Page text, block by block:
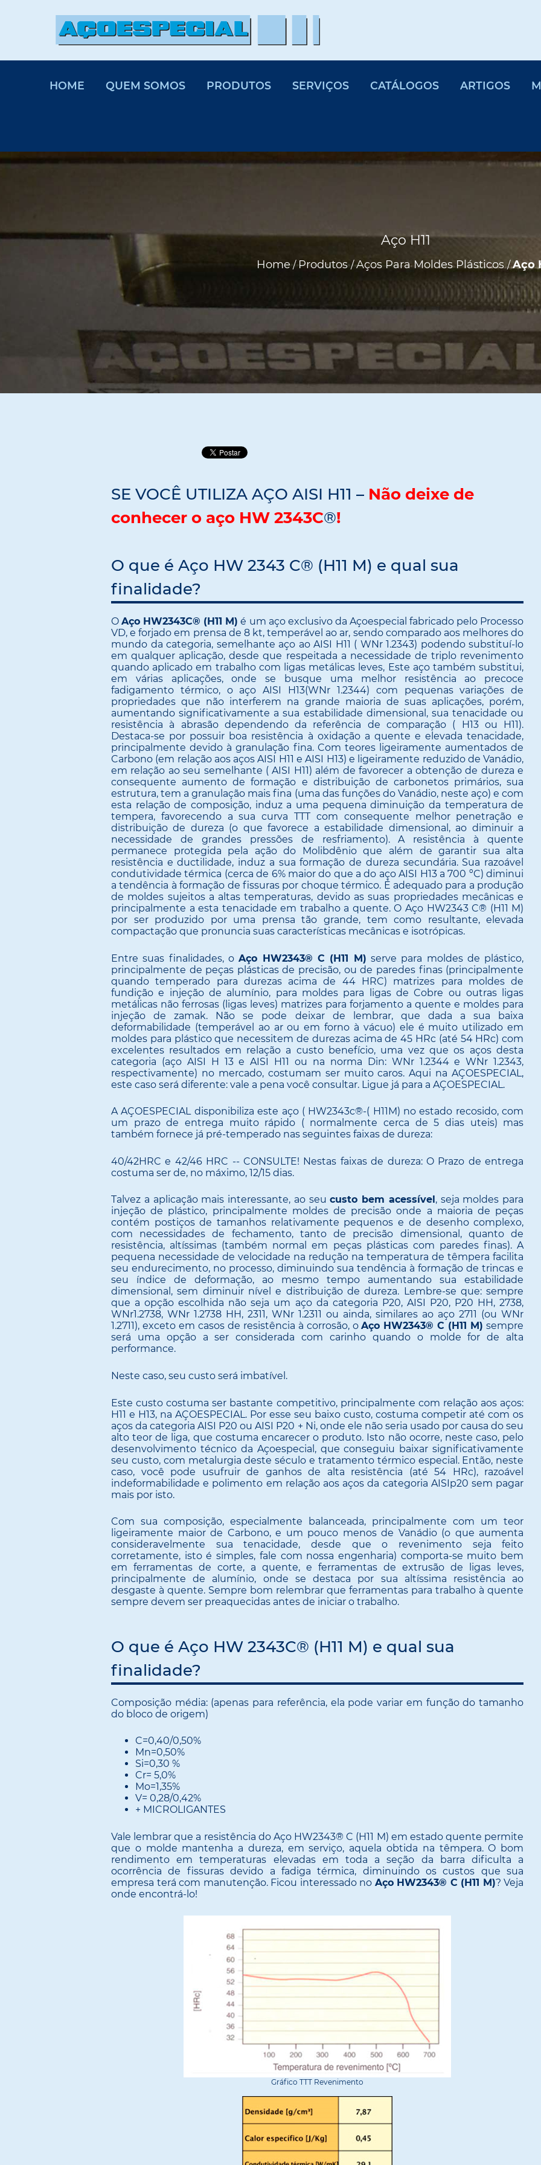
HOME QUEM SOMOS PRODUTOS SERVIÇOS CATÁLOGOS ARTIGOS
Home/Produtos/Aços Para Moldes Plásticos/Aço
Aço H11
SE VOCÊ UTILIZA AÇO AISI H11 – Não deixe de
conhecer o aço HW 2343C®!
O que é Aço HW 2343 C® (H11 M) e qual sua
finalidade?
OAço HW2343C® (H11 M) é um aço exclusivo da Açoespecial fabricado pelo Processo
VD, e forjado em prensa de 8 kt, temperável ao ar, sendo comparado aos melhores do
mundo da categoria, semelhante aço ao AISI H11 ( WNr 1.2343) podendo substituí-lo
em qualquer aplicação, desde que respeitada a necessidade de triplo revenimento
quando aplicado em trabalho com ligas metálicas leves, Este aço também substitui,
em várias aplicações, onde se busque uma melhor resistência ao precoce
fadigamento térmico, o aço AISI H13(WNr 1.2344) com pequenas variações de
propriedades que não interferem na grande maioria de suas aplicações, porém,
aumentando significativamente a sua estabilidade dimensional, sua tenacidade ou
resistência à abrasão dependendo da referência de comparação ( H13 ou H11).
Destaca-se por possuir boa resistência à oxidação a quente e elevada tenacidade,
principalmente devido à granulação fina. Com teores ligeiramente aumentados de
Carbono (em relação aos aços AISI H11 e AISI H13) e ligeiramente reduzido de Vanádio,
em relação ao seu semelhante ( AISI H11) além de favorecer a obtenção de dureza e
consequente aumento de formação e distribuição de carbonetos primários, sua
estrutura, tem a granulação mais fina (uma das funções do Vanádio, neste aço) e com
esta relação de composição, induz a uma pequena diminuição da temperatura de
tempera, favorecendo a sua curva TTT com consequente melhor penetração e
distribuição de dureza (o que favorece a estabilidade dimensional, ao diminuir a
necessidade de grandes pressões de resfriamento). A resistência à quente
permanece protegida pela ação do Molibdênio que além de garantir sua alta
resistência e ductilidade, induz a sua formação de dureza secundária. Sua razoável
condutividade térmica (cerca de 6% maior do que a do aço AISI H13 a 700 ºC) diminui
a tendência à formação de fissuras por choque térmico. É adequado para a produção
de moldes sujeitos a altas temperaturas, devido as suas propriedades mecânicas e
principalmente a esta tenacidade em trabalho a quente. O Aço HW2343 C® (H11 M)
por ser produzido por uma prensa tão grande, tem como resultante, elevada
compactação que pronuncia suas características mecânicas e isotrópicas.
Entre suas finalidades, oAço HW2343® C (H11 M) serve para moldes de plástico,
principalmente de peças plásticas de precisão, ou de paredes finas (principalmente
quando temperado para durezas acima de 44 HRC) matrizes para moldes de
fundição e injeção de alumínio, para moldes para ligas de Cobre ou outras ligas
metálicas não ferrosas (ligas leves) matrizes para forjamento a quente e moldes para
injeção de zamak. Não se pode deixar de lembrar, que dada a sua baixa
deformabilidade (temperável ao ar ou em forno à vácuo) ele é muito utilizado em
moldes para plástico que necessitem de durezas acima de 45 HRc (até 54 HRc) com
excelentes resultados em relação a custo benefício, uma vez que os aços desta
categoria (aço AISI H 13 e AISI H11 ou na norma Din: WNr 1.2344 e WNr 1.2343,
respectivamente) no mercado, costumam ser muito caros. Aqui na AÇOESPECIAL,
este caso será diferente: vale a pena você consultar. Ligue já para a AÇOESPECIAL.
A AÇOESPECIAL disponibiliza este aço ( HW2343c®-( H11M) no estado recosido, com
um prazo de entrega muito rápido ( normalmente cerca de 5 dias uteis) mas
também fornece já pré-temperado nas seguintes faixas de dureza:
40/42HRC e 42/46 HRC -- CONSULTE! Nestas faixas de dureza: O Prazo de entrega
costuma ser de, no máximo, 12/15 dias.
Talvez a aplicação mais interessante, ao seucusto bem acessível , seja moldes para
injeção de plástico, principalmente moldes de precisão onde a maioria de peças
contém postiços de tamanhos relativamente pequenos e de desenho complexo,
com necessidades de fechamento, tanto de precisão dimensional, quanto de
resistência, altíssimas (também normal em peças plásticas com paredes finas). A
pequena necessidade de velocidade na redução na temperatura de têmpera facilita
seu endurecimento, no processo, diminuindo sua tendência à formação de trincas e
seu índice de deformação, ao mesmo tempo aumentando sua estabilidade
dimensional, sem diminuir nível e distribuição de dureza. Lembre-se que: sempre
que a opção escolhida não seja um aço da categoria P20, AISI P20, P20 HH, 2738,
WNr1.2738, WNr 1.2738 HH, 2311, WNr 1.2311 ou ainda, similares ao aço 2711 (ou WNr
1.2711), exceto em casos de resistência à corrosão, oAço HW2343® C (H11 M) sempre
será uma opção a ser considerada com carinho quando o molde for de alta
performance.
Neste caso, seu custo será imbatível.
Este custo costuma ser bastante competitivo, principalmente com relação aos aços:
H11 e H13, na AÇOESPECIAL. Por esse seu baixo custo, costuma competir até com os
aços da categoria AISI P20 ou AISI P20 + Ni, onde ele não seria usado por causa do seu
alto teor de liga, que costuma encarecer o produto. Isto não ocorre, neste caso, pelo
desenvolvimento técnico da Açoespecial, que conseguiu baixar significativamente
seu custo, com metalurgia deste século e tratamento térmico especial. Então, neste
caso, você pode usufruir de ganhos de alta resistência (até 54 HRc), razoável
indeformabilidade e polimento em relação aos aços da categoria AISIp20 sem pagar
mais por isto.
Com sua composição, especialmente balanceada, principalmente com um teor
ligeiramente maior de Carbono, e um pouco menos de Vanádio (o que aumenta
consideravelmente sua tenacidade, desde que o revenimento seja feito
corretamente, isto é simples, fale com nossa engenharia) comporta-se muito bem
em ferramentas de corte, a quente, e ferramentas de extrusão de ligas leves,
principalmente de alumínio, onde se destaca por sua altíssima resistência ao
desgaste à quente. Sempre bom relembrar que ferramentas para trabalho à quente
sempre devem ser preaquecidas antes de iniciar o trabalho.
O que é Aço HW 2343C® (H11 M) e qual sua
finalidade?
Composição média: (apenas para referência, ela pode variar em função do tamanho
do bloco de origem)
C=0,40/0,50%
Mn=0,50%
Si=0,30 %
Cr= 5,0%
Mo=1,35%
V= 0,28/0,42%
+ MICROLIGANTES
Vale lembrar que a resistência do Aço HW2343® C (H11 M) em estado quente permite
que o molde mantenha a dureza, em serviço, aquela obtida na têmpera. O bom
rendimento em temperaturas elevadas em toda a seção da barra dificulta a
ocorrência de fissuras devido a fadiga térmica, diminuindo os custos que sua
empresa terá com manutenção. Ficou interessado no Aço HW2343® C (H11 M)? Veja
onde encontrá-lo!
Gráfico TTT Revenimento